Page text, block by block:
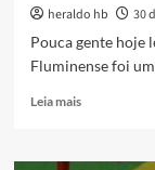
heraldo hb 30
Pouca gente hoje
Fluminense foi
Leia maisRead
A